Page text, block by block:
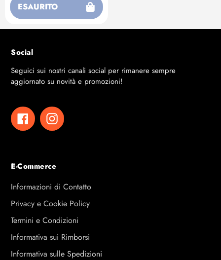
ESAURITO
Social
Seguici sui nostri canali social per rimanere sempre
aggiornato su novità e promozioni!
FacebookInstagram
E-Commerce
Informazioni di Contatto
Privacy e Cookie Policy
Termini e Condizioni
Informativa sui Rimborsi
Informativa sulle Spedizioni